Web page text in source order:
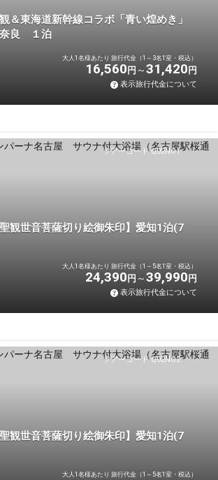
＆東海道新幹線コラボ「青い煌めき」
良 １泊
大人1名様あたり 旅行代金（1～3名1室・税込）
16,560 円 31,420 円
表示旅行代金について
ツアーコード Q02NO1
観世音菩薩切り絵御朱印】愛知1泊(7
大人1名様あたり 旅行代金（1～5名1室・税込）
24,390 円 39,990 円
表示旅行代金について
ツアーコード Q02NO2
観世音菩薩切り絵御朱印】愛知1泊(7
大人1名様あたり 旅行代金（1～5名1室・税込）